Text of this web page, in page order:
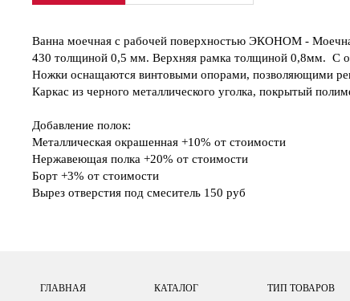
Ванна моечная с рабочей поверхностью ЭКОНОМ -
430 толщиной 0,5 мм. Верхняя рамка толщиной 0,8мм. С
Ножки оснащаются винтовыми опорами, позволяющими
Каркас из черного металлического уголка, покрытый
Добавление полок:
Металлическая окрашенная +10% от стоимости
Нержавеющая полка +20% от стоимости
Борт +3% от стоимости
Вырез отверстия под смеситель 150 руб
ГЛАВНАЯ КАТАЛОГ ТИП ТОВАРОВ